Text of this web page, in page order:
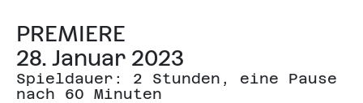
PREMIERE
28. Januar 2023
Spieldauer: 2 Stunden, eine Pause
nach 60 Minuten